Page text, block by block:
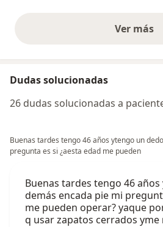
Ver más
Dudas solucionadas
26 dudas solucionadas a
Buenas tardes tengo 46 años ytengo un
pregunta es si ¿aesta edad me pueden
Buenas tardes tengo 46
demás encada pie mi
me pueden operar? yaque
q usar zapatos cerrados yme